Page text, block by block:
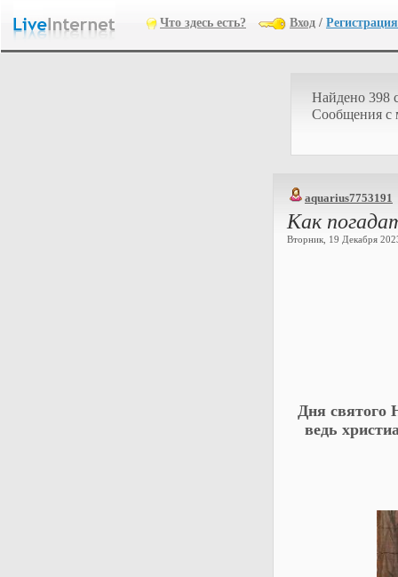
Что здесь есть? Вход / Регистрация
Найдено 398
Cообщения с
aquarius7753191
Как
Вторник, 19 Декабря
Дня святого
ведь